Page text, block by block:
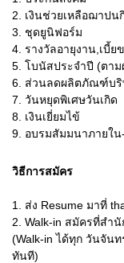
2. เงินช่วยเหลือฌาป
3. ชุดยูนิฟอร์ม
4. รางวัลอายุงาน,เบี้ย
5. โบนัสประจำปี (ตาม
6. ส่วนลดผลิตภัณฑ์บริ
7. วันหยุดพิเศษวันเกิด
8. เงินเยี่ยมไข้
9. อบรมสัมมนาภายใ
วิธีการสมัคร
1. ส่ง Resume มาที่
2. Walk-in สมัครที่สำ
(Walk-in ได้ทุก วันจัน
ทันที)